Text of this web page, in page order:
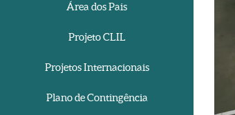
Área dos Pais
Projeto CLIL
Projetos Internacionais
Plano de Contingência